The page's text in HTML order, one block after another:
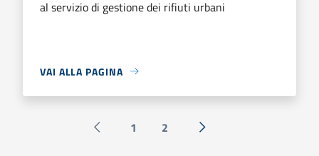
al servizio di gestione dei rifiuti urbani
VAI ALLA PAGINA
Pagina precedente
1 2 Successiva »